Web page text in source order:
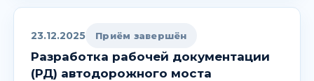
23.12.2025 Приём завершён
Разработка рабочей документации
(РД) автодорожного моста